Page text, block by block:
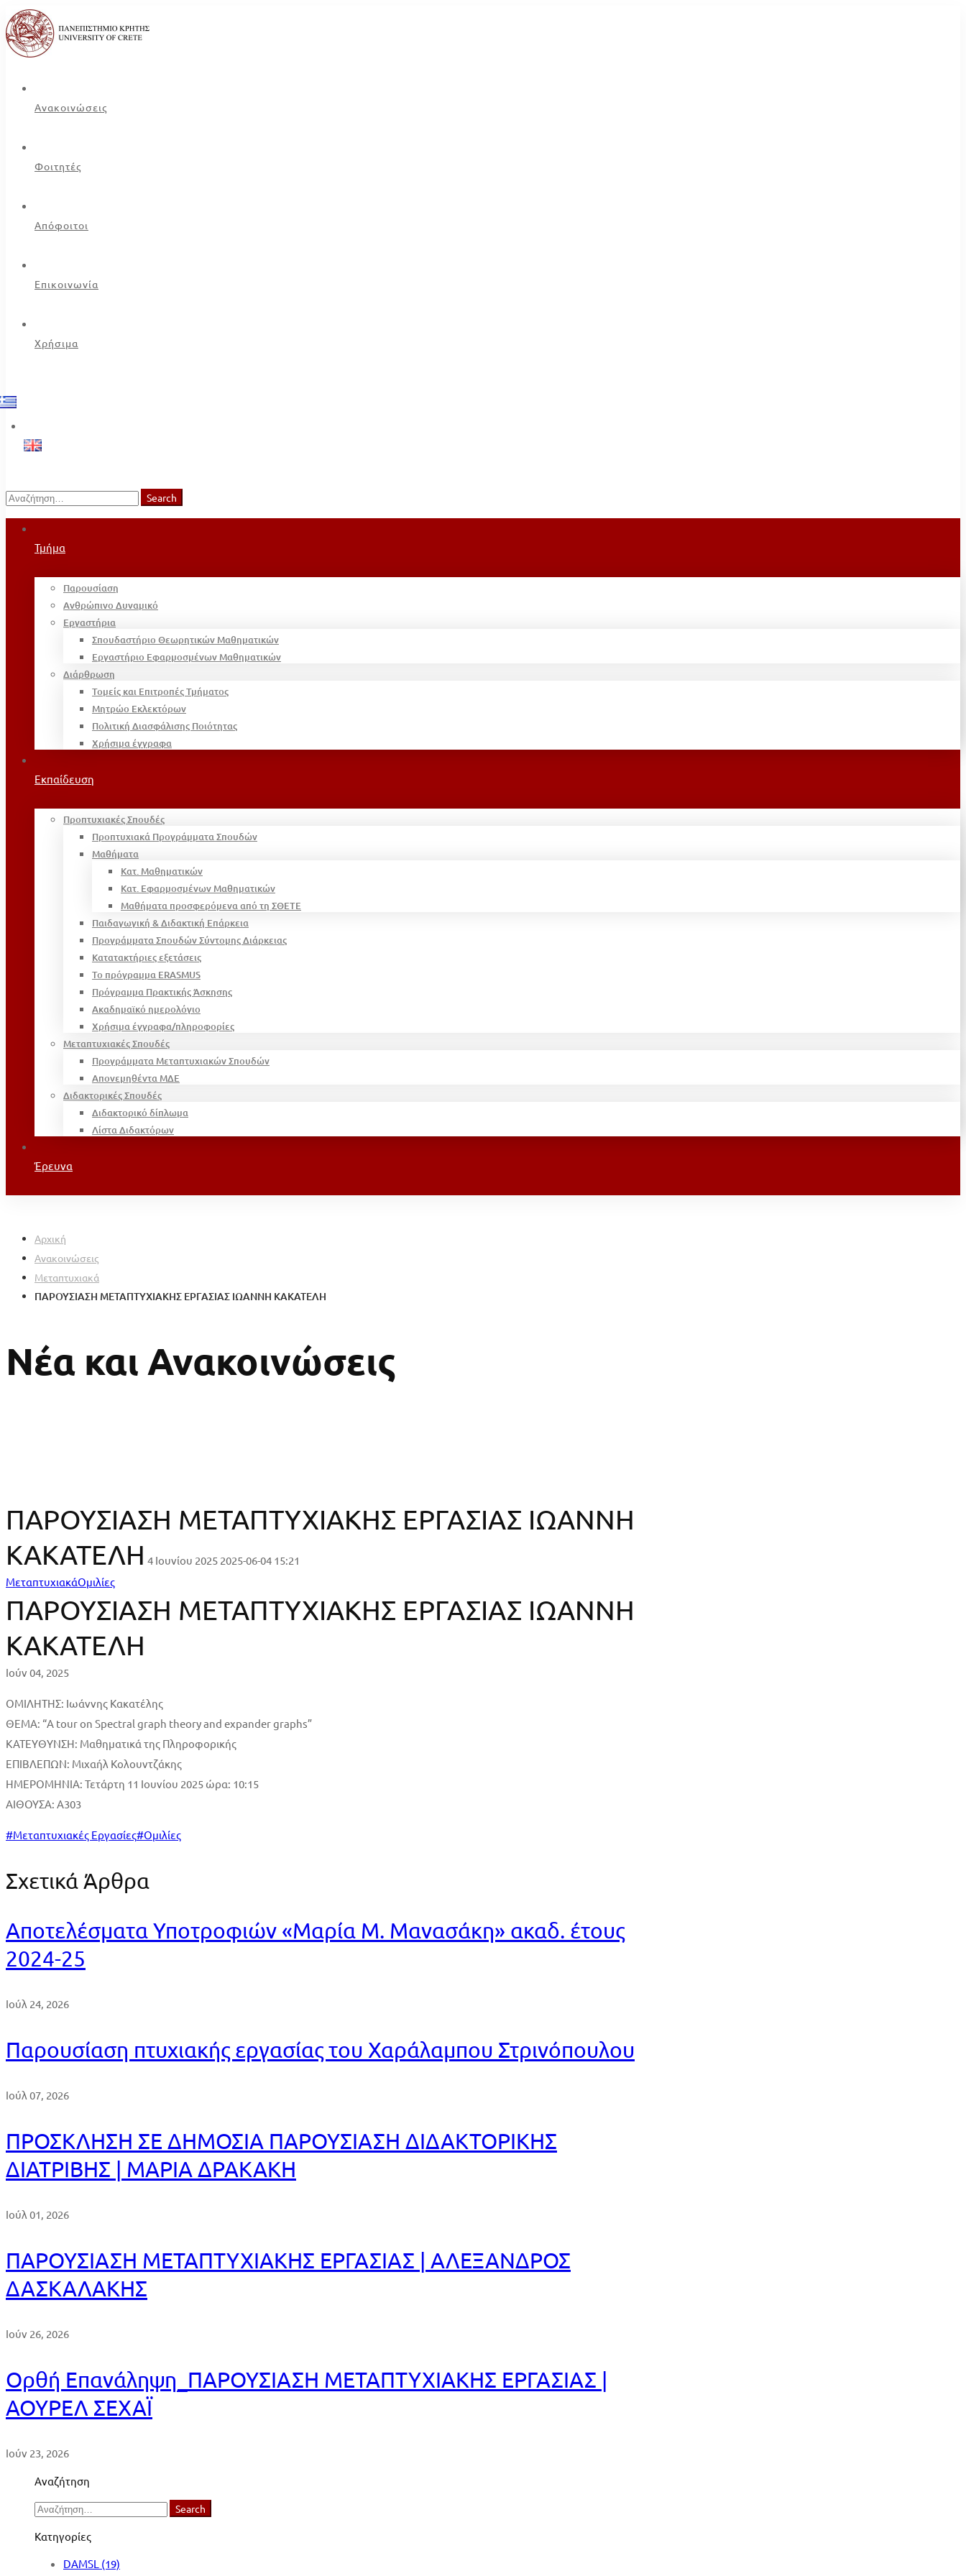
Ανακοινώσεις
Φοιτητές
Απόφοιτοι
Επικοινωνία
Χρήσιμα
Search
for:
Search
Τμήμα
Παρουσίαση
Ανθρώπινο Δυναμικό
Εργαστήρια
Σπουδαστήριο Θεωρητικών Μαθηματικών
Εργαστήριο Εφαρμοσμένων Μαθηματικών
Διάρθρωση
Τομείς και Επιτροπές Τμήματος
Μητρώο Εκλεκτόρων
Πολιτική Διασφάλισης Ποιότητας
Χρήσιμα έγγραφα
Εκπαίδευση
Προπτυχιακές Σπουδές
Προπτυχιακά Προγράμματα Σπουδών
Μαθήματα
Κατ. Μαθηματικών
Κατ. Εφαρμοσμένων Μαθηματικών
Μαθήματα προσφερόμενα από τη ΣΘΕΤΕ
Παιδαγωγική & Διδακτική Επάρκεια
Προγράμματα Σπουδών Σύντομης Διάρκειας
Κατατακτήριες εξετάσεις
Το πρόγραμμα ERASMUS
Πρόγραμμα Πρακτικής Άσκησης
Ακαδημαϊκό ημερολόγιο
Χρήσιμα έγγραφα/πληροφορίες
Μεταπτυχιακές Σπουδές
Προγράμματα Μεταπτυχιακών Σπουδών
Απονεμηθέντα ΜΔΕ
Διδακτορικές Σπουδές
Διδακτορικό δίπλωμα
Λίστα Διδακτόρων
Έρευνα
Αρχική
Ανακοινώσεις
Μεταπτυχιακά
ΠΑΡΟΥΣΙΑΣΗ ΜΕΤΑΠΤΥΧΙΑΚΗΣ ΕΡΓΑΣΙΑΣ ΙΩΑΝΝΗ ΚΑΚΑΤΕΛΗ
Νέα και Ανακοινώσεις
ΠΑΡΟΥΣΙΑΣΗ ΜΕΤΑΠΤΥΧΙΑΚΗΣ ΕΡΓΑΣΙΑΣ ΙΩΑΝΝΗ
ΚΑΚΑΤΕΛΗ 4 Ιουνίου 2025 2025-06-04 15:21
ΠΑΡΟΥΣΙΑΣΗ
ΜΕΤΑΠΤΥΧΙΑΚΗΣ
ΕΡΓΑΣΙΑΣ
ΙΩΑΝΝΗ
ΚΑΚΑΤΕΛΗ
ΜεταπτυχιακάΟμιλίες
ΠΑΡΟΥΣΙΑΣΗ ΜΕΤΑΠΤΥΧΙΑΚΗΣ ΕΡΓΑΣΙΑΣ ΙΩΑΝΝΗ
ΚΑΚΑΤΕΛΗ
Ιούν 04, 2025
ΟΜΙΛΗΤΗΣ: Ιωάννης Κακατέλης
ΘΕΜΑ: “A tour on Spectral graph theory and expander graphs”
ΚΑΤΕΥΘΥΝΣΗ: Μαθηματικά της Πληροφορικής
ΕΠΙΒΛΕΠΩΝ: Μιχαήλ Κολουντζάκης
ΗΜΕΡΟΜΗΝΙΑ: Τετάρτη 11 Ιουνίου 2025 ώρα: 10:15
ΑΙΘΟΥΣΑ: Α303
#Μεταπτυχιακές Εργασίες#Ομιλίες
Σχετικά Άρθρα
Αποτελέσματα Υποτροφιών «Μαρία Μ. Μανασάκη» ακαδ. έτους
2024-25
Ιούλ 24, 2026
Παρουσίαση πτυχιακής εργασίας του Χαράλαμπου Στρινόπουλου
Ιούλ 07, 2026
ΠΡΟΣΚΛΗΣΗ ΣΕ ΔΗΜΟΣΙΑ ΠΑΡΟΥΣΙΑΣΗ ΔΙΔΑΚΤΟΡΙΚΗΣ
ΔΙΑΤΡΙΒΗΣ | ΜΑΡΙΑ ΔΡΑΚΑΚΗ
Ιούλ 01, 2026
ΠΑΡΟΥΣΙΑΣΗ ΜΕΤΑΠΤΥΧΙΑΚΗΣ ΕΡΓΑΣΙΑΣ | ΑΛΕΞΑΝΔΡΟΣ
ΔΑΣΚΑΛΑΚΗΣ
Ιούν 26, 2026
Ορθή Επανάληψη_ΠΑΡΟΥΣΙΑΣΗ ΜΕΤΑΠΤΥΧΙΑΚΗΣ ΕΡΓΑΣΙΑΣ |
ΑΟΥΡΕΛ ΣΕΧΑΪ
Ιούν 23, 2026
Αναζήτηση
Search
Search
Κατηγορίες
DAMSL (19)